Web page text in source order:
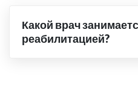
Какой врач
реабилитацией?